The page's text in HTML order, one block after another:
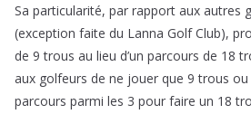
Sa particularité, par rapport aux autres
(exception faite du Lanna Golf Club),
de 9 trous au lieu d’un parcours de 18
aux golfeurs de ne jouer que 9 trous
parcours parmi les 3 pour faire un 18